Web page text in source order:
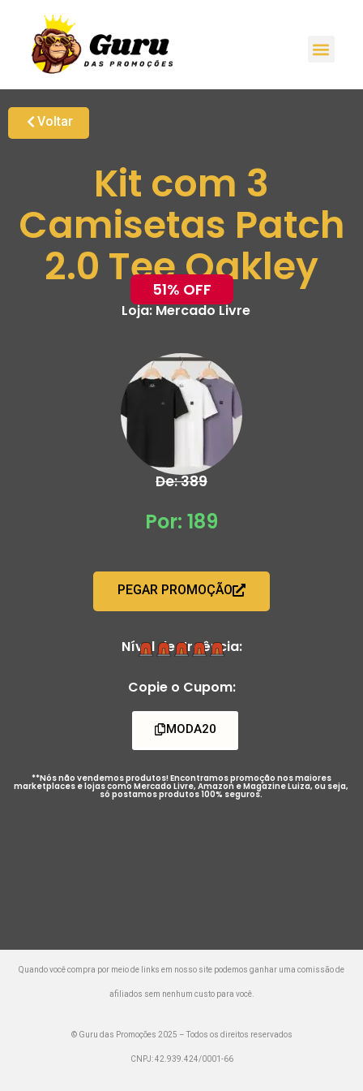
Voltar
Kit com 3
Camisetas Patch
2.0 Tee Oakley
51% OFF
Loja:Mercado Livre
De: 389
Por: 189
PEGAR PROMOÇÃO
Nível de Urgência:
Copie o Cupom:
MODA20
**Nós não vendemos produtos! Encontramos promoção nos maiores
marketplaces e lojas como Mercado Livre, Amazon e Magazine Luiza, ou seja,
só postamos produtos 100% seguros.
Quando você compra por meio de links em nosso site podemos ganhar uma comissão de
afiliados sem nenhum custo para você.
© Guru das Promoções 2025 – Todos os direitos reservados
CNPJ: 42.939.424/0001-66